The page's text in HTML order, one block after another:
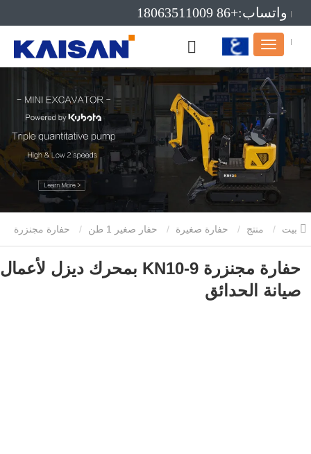
واتساب:+86 18063511009
بريد إلكتروني:info@kaisanmachinery.com
منتج حفارة صغيرة حفار صغير 1 طن حفارة مجنزرة
KN10-9 بمحرك ديزل لأعمال صيانة الحدائق
حفارة مجنزرة KN10-9 بمحرك ديزل لأعمال
صيانة الحدائق